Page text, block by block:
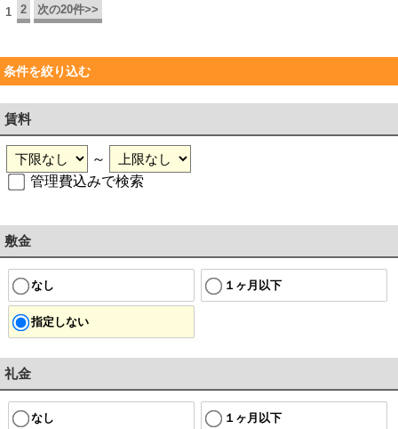
1 2 次の20件>>
条件を絞り込む
賃料
～
管理費込みで検索
敷金
なし １ヶ月以下
指定しない
礼金
なし １ヶ月以下